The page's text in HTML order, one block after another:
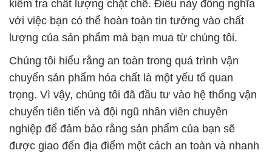
kiểm tra chất lượng chặt chẽ. Điều này đồng nghĩa
với việc bạn có thể hoàn toàn tin tưởng vào chất
lượng của sản phẩm mà bạn mua từ chúng tôi.
Chúng tôi hiểu rằng an toàn trong quá trình vận
chuyển sản phẩm hóa chất là một yếu tố quan
trọng. Vì vậy, chúng tôi đã đầu tư vào hệ thống vận
chuyển tiên tiến và đội ngũ nhân viên chuyên
nghiệp để đảm bảo rằng sản phẩm của bạn sẽ
được giao đến địa điểm một cách an toàn và nhanh